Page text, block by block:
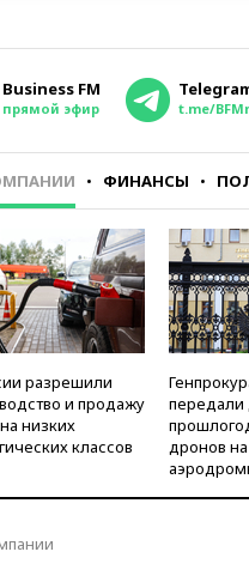
Business FM
прямой эфир t.me/
ФИНАНСЫ
разрешили
и продажу
низких
классов
передали
дронов